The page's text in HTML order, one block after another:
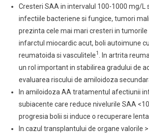
Cresteri SAA in intervalul 100-1000 mg/L
infectiile bacteriene si fungice, tumori
prezinta cele mai mari cresteri in
infarctul miocardic acut, boli autoimune
reumatoida si vasculitele1
. In artrita
un rol important in stabilirea gradului de
evaluarea riscului de amiloidoza
In amiloidoza AA tratamentul afectiunii
subiacente care reduce nivelurile SAA
progresia bolii si induce o recuperare
In cazul transplantului de organe valorile